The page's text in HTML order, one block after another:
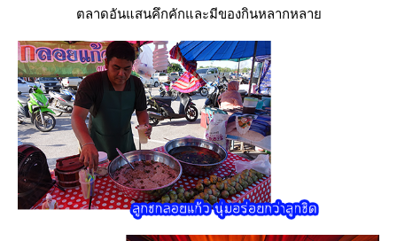
ตลาดอันแสนคึกคักและมีของกินหลากหลา